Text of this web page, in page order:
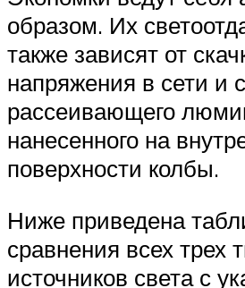
образом. Их
также зависят от
напряжения в сети и
рассеивающего
нанесенного на
поверхности колбы.
Ниже приведена
сравнения всех трех
источников света с